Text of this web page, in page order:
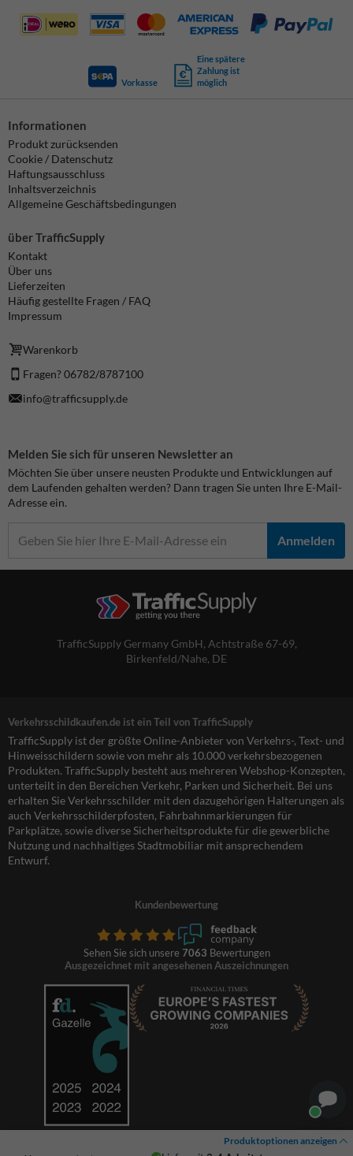
Produktoptionen anzeigen
Vorkasse
Eine spätere
Zahlung ist
möglich
Informationen
Produkt zurücksenden
Cookie / Datenschutz
Haftungsausschluss
Inhaltsverzeichnis
Allgemeine Geschäftsbedingungen
über TrafficSupply
Kontakt
Über uns
Lieferzeiten
Häufig gestellte Fragen / FAQ
Impressum
Warenkorb
Fragen? 06782/8787100
info@trafficsupply.de
Melden Sie sich für unseren Newsletter an
Möchten Sie über unsere neusten Produkte und Entwicklungen auf
dem Laufenden gehalten werden? Dann tragen Sie unten Ihre E-Mail-
Adresse ein.
Anmelden
TrafficSupply Germany GmbH, Achtstraße 67-69,
Birkenfeld/Nahe, DE
Verkehrsschildkaufen.de ist ein Teil von TrafficSupply
TrafficSupply ist der größte Online-Anbieter von Verkehrs-, Text- und
Hinweisschildern sowie von mehr als 10.000 verkehrsbezogenen
Produkten. TrafficSupply besteht aus mehreren Webshop-Konzepten,
unterteilt in den Bereichen Verkehr, Parken und Sicherheit. Bei uns
erhalten Sie Verkehrsschilder mit den dazugehörigen Halterungen als
auch Verkehrsschilderpfosten, Fahrbahnmarkierungen für
Parkplätze, sowie diverse Sicherheitsprodukte für die gewerbliche
Nutzung und nachhaltiges Stadtmobiliar mit ansprechendem
Entwurf.
Kundenbewertung
Sehen Sie sich unsere 7063 Bewertungen
Ausgezeichnet mit angesehenen Auszeichnungen